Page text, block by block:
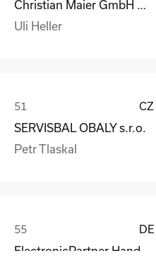
Uli Heller
CZ
SERVISBAL OBALY s.r.o.
Petr Tlaskal
DE